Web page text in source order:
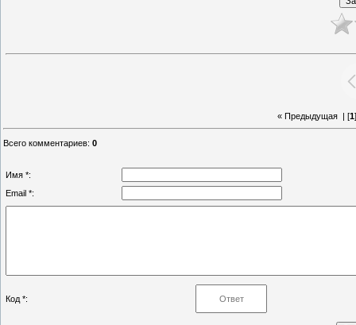
« Предыдущая| [1
Всего комментариев: 0
Имя *:
Email *:
Код *: